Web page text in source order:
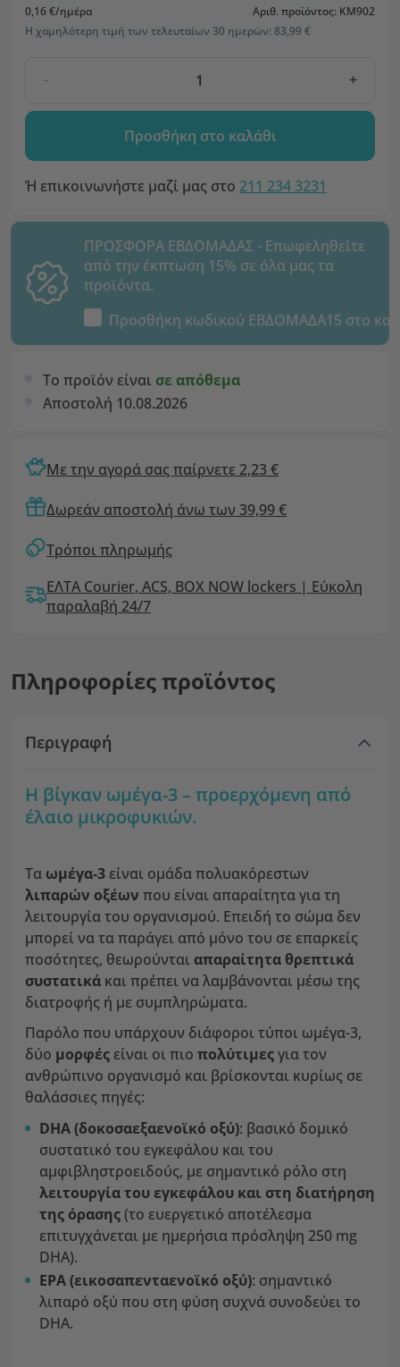
0,16 €/ημέρα
Αριθ. προϊόντος: KM902
Η χαμηλότερη τιμή των τελευταίων 30 ημερών: 83,99 €
- +
Προσθήκη στο καλάθι
Ή επικοινωνήστε μαζί μας στο 211 234 3231
ΠΡΟΣΦΟΡΑ ΕΒΔΟΜΑΔΑΣ - Επωφεληθείτε
από την έκπτωση 15% σε όλα μας τα
προϊόντα.
Προσθήκη κωδικού ΕΒΔΟΜΑΔΑ15 στο
Το προϊόν είναι σε απόθεμα
Αποστολή 10.08.2026
Με την αγορά σας παίρνετε 2,23 €
Δωρεάν αποστολή άνω των 39,99 €
Τρόποι πληρωμής
ΕΛΤΑ Courier, ACS, BOX NOW lockers | Εύκολη
παραλαβή 24/7
Πληροφορίες προϊόντος
Περιγραφή
Η βίγκαν ωμέγα-3 – προερχόμενη από
έλαιο μικροφυκιών.
Τα ωμέγα-3 είναι ομάδα πολυακόρεστων
λιπαρών οξέων που είναι απαραίτητα για τη
λειτουργία του οργανισμού. Επειδή το σώμα δεν
μπορεί να τα παράγει από μόνο του σε επαρκείς
ποσότητες, θεωρούνται απαραίτητα θρεπτικά
συστατικά και πρέπει να λαμβάνονται μέσω της
διατροφής ή με συμπληρώματα.
Παρόλο που υπάρχουν διάφοροι τύποι ωμέγα-3,
δύο μορφές είναι οι πιο πολύτιμεςγια τον
ανθρώπινο οργανισμό και βρίσκονται κυρίως σε
θαλάσσιες πηγές:
DHA (δοκοσαεξαενοϊκό οξύ): βασικό δομικό
συστατικό του εγκεφάλου και του
αμφιβληστροειδούς, με σημαντικό ρόλο στη
λειτουργία του εγκεφάλου και στη διατήρηση
της όρασης(το ευεργετικό αποτέλεσμα
επιτυγχάνεται με ημερήσια πρόσληψη 250 mg
DHA).
EPA (εικοσαπενταενοϊκό οξύ): σημαντικό
λιπαρό οξύ που στη φύση συχνά συνοδεύει το
DHA.